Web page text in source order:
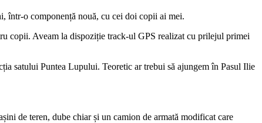
într-o componență nouă, cu cei doi copii ai mei.
copii. Aveam la dispoziție track-ul GPS realizat cu prilejul primei
satului Puntea Lupului. Teoretic ar trebui să ajungem în Pasul Ilie
de teren, dube chiar și un camion de armată modificat care